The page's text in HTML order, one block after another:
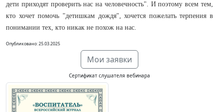
дети приходят проверить нас на человечность". И поэтому всем тем,
кто хочет помочь "детишкам дождя", хочется пожелать терпения в
понимании тех, кто никак не похож на нас.
Опубликовано: 25.03.2025
Мои заявки
Сертификат слушателя вебинара